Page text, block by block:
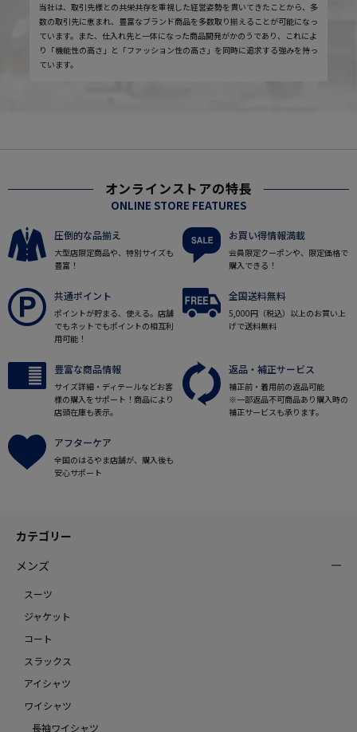
当社は、取引先様との共栄共存を重視した経営姿勢を貫いてきたことから、多
数の取引先に恵まれ、豊富なブランド商品を多数取り揃えることが可能になっ
ています。また、仕入れ先と一体になった商品開発がかのうであり、これによ
り「機能性の高さ」と「ファッション性の高さ」を同時に追求する強みを持っ
ています。
オンラインストアの特長
ONLINE STORE FEATURES
圧倒的な品揃え
大型店限定商品や、特別サイズも
豊富！
お買い得情報満載
会員限定クーポンや、限定価格で
購入できる！
共通ポイント
ポイントが貯まる、使える。店舗
でもネットでもポイントの相互利
用可能！
全国送料無料
5,000円（税込）以上のお買い上
げで送料無料
豊富な商品情報
サイズ詳細・ディテールなどお客
様の購入をサポート！商品により
店頭在庫も表示。
返品・補正サービス
補正前・着用前の返品可能
※一部返品不可商品あり購入時の
補正サービスも承ります。
アフターケア
全国のはるやま店舗が、購入後も
安心サポート
カテゴリー
メンズ
スーツ
ジャケット
コート
スラックス
アイシャツ
ワイシャツ
長袖ワイシャツ